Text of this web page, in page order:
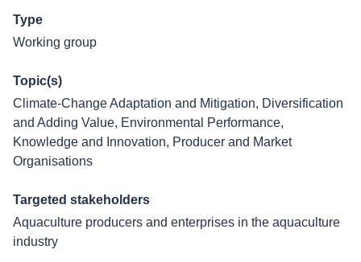
Type
Working group
Topic(s)
Climate-Change Adaptation and Mitigation, Diversification
and Adding Value, Environmental Performance,
Knowledge and Innovation, Producer and Market
Organisations
Targeted stakeholders
Aquaculture producers and enterprises in the aquaculture
industry